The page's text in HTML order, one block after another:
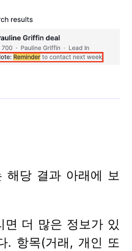
해당 결과 아래에 보
면 더 많은 정보가 있
. 항목(거래, 개인 또